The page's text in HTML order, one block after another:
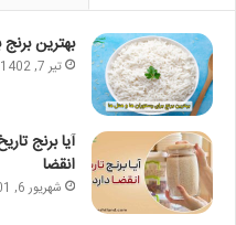
بهترین
تیر 7, 1402
آیا برنج
انقضا
شهریور 6, 1401